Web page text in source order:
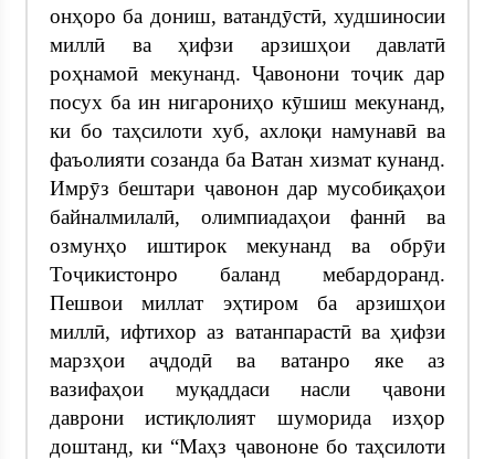
онҳоро ба дониш, ватандӯстӣ, худшиносии
миллӣ ва ҳифзи арзишҳои давлатӣ
роҳнамоӣ мекунанд. Ҷавонони тоҷик дар
посух ба ин нигарониҳо кӯшиш мекунанд,
ки бо таҳсилоти хуб, ахлоқи намунавӣ ва
фаъолияти созанда ба Ватан хизмат кунанд.
Имрӯз бештари ҷавонон дар мусобиқаҳои
байналмилалӣ, олимпиадаҳои фаннӣ ва
озмунҳо иштирок мекунанд ва обрӯи
Тоҷикистонро баланд мебардоранд.
Пешвои миллат эҳтиром ба арзишҳои
миллӣ, ифтихор аз ватанпарастӣ ва ҳифзи
марзҳои аҷдодӣ ва ватанро яке аз
вазифаҳои муқаддаси насли ҷавони
даврони истиқлолият шуморида изҳор
доштанд, ки “Маҳз ҷавононе бо таҳсилоти